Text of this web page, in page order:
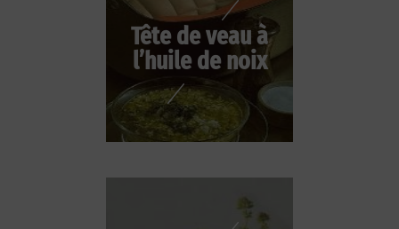
Tête de veau à
l’huile de noix